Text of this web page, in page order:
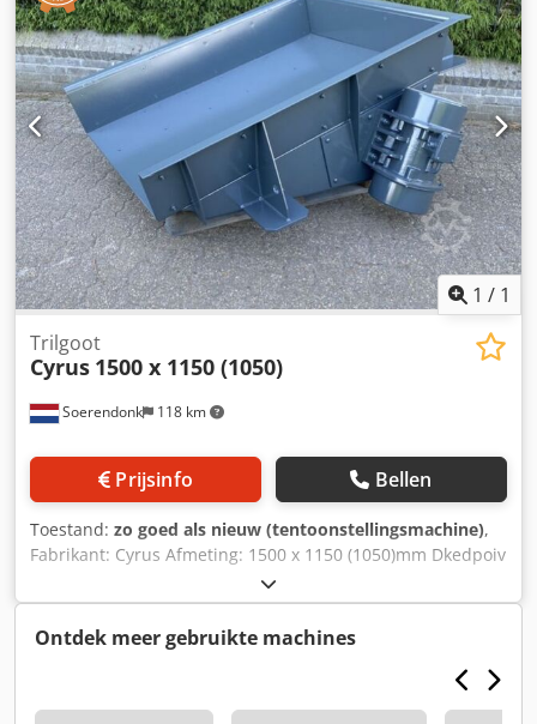
1 / 1
Soerendonk 118 km
Trilgoot
Cyrus 1500 x 1150 (1050)
Prijsinfo Bellen
Toestand: zo goed als nieuw (tentoonstellingsmachine),
Fabrikant: Cyrus Afmeting: 1500 x 1150 (1050)mm Dkedpoiv
Hyqjfx Ahgor Trilmotoren: 2 St. Friedrich F 285-4-3.4 (1,4
kW / 1.460 U/min) Met RVS Slijtplaat.
Ontdek meer gebruikte machines